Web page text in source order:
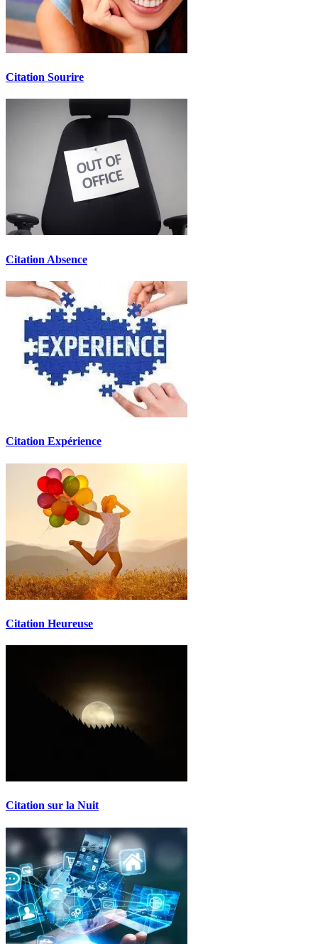
Citation Sourire
Citation Absence
Citation Expérience
Citation Heureuse
Citation sur la Nuit